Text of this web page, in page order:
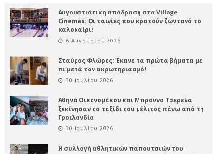
Αυγουστιάτικη απόδραση στα Village
Cinemas: Οι ταινίες που κρατούν ζωντανό το
καλοκαίρι!
6 Αυγούστου 2026
Σταύρος Φλώρος: Έκανε τα πρώτα βήματα με
πι μετά τον ακρωτηριασμό!
30 Ιουλίου 2026
Αθηνά Οικονομάκου και Μπρούνο Τσερέλα
ξεκίνησαν το ταξίδι του μέλιτος πάνω από τη
Γροιλανδία
30 Ιουλίου 2026
Η συλλογή αθλητικών παπουτσιών του